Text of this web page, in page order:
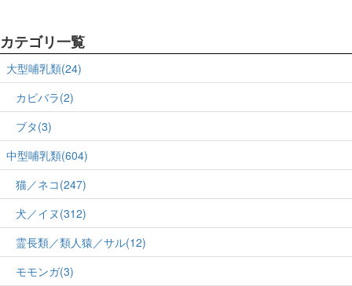
カテゴリ一覧
大型哺乳類(24)
カピバラ(2)
ブタ(3)
中型哺乳類(604)
猫／ネコ(247)
犬／イヌ(312)
霊長類／類人猿／サル(12)
モモンガ(3)